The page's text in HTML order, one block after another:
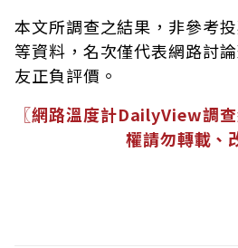
本文所調查之結果，非參考
等資料，名次僅代表網路討
友正負評價。
〖網路溫度計DailyView調
權請勿轉載、